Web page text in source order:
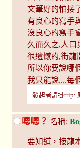
文筆好的怕接
有良心的寫手
沒良心的寫手
久而久之,人口
很遺憾的,街龍
所以你要說哪
我只能說....每
發起者請掛trip:
嗯嗯？ 名稱:
要知道，接龍